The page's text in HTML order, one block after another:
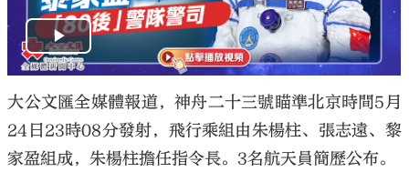
大公文匯全媒體報道，神舟二十三號瞄準北京時間5月
24日23時08分發射，飛行乘組由朱楊柱、張志遠、黎
家盈組成，朱楊柱擔任指令長。3名航天員簡歷公布。